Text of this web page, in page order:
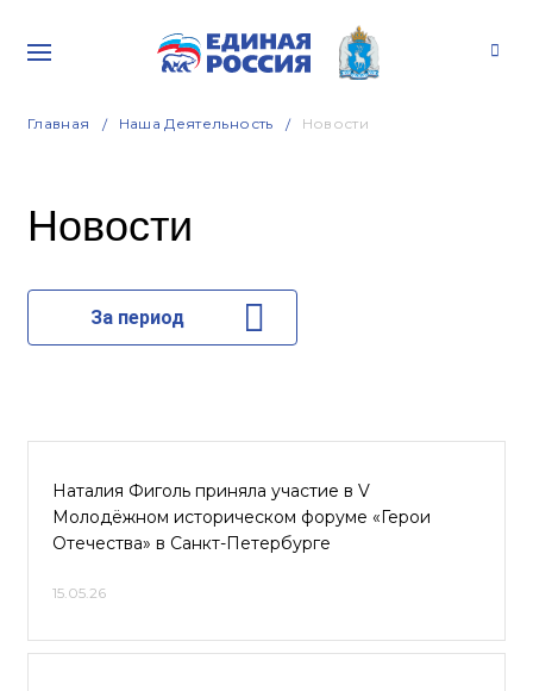
Главная Наша Деятельность Новости
Новости
За период
Наталия Фиголь приняла участие в V
Молодёжном историческом форуме «Герои
Отечества» в Санкт-Петербурге
15.05.26